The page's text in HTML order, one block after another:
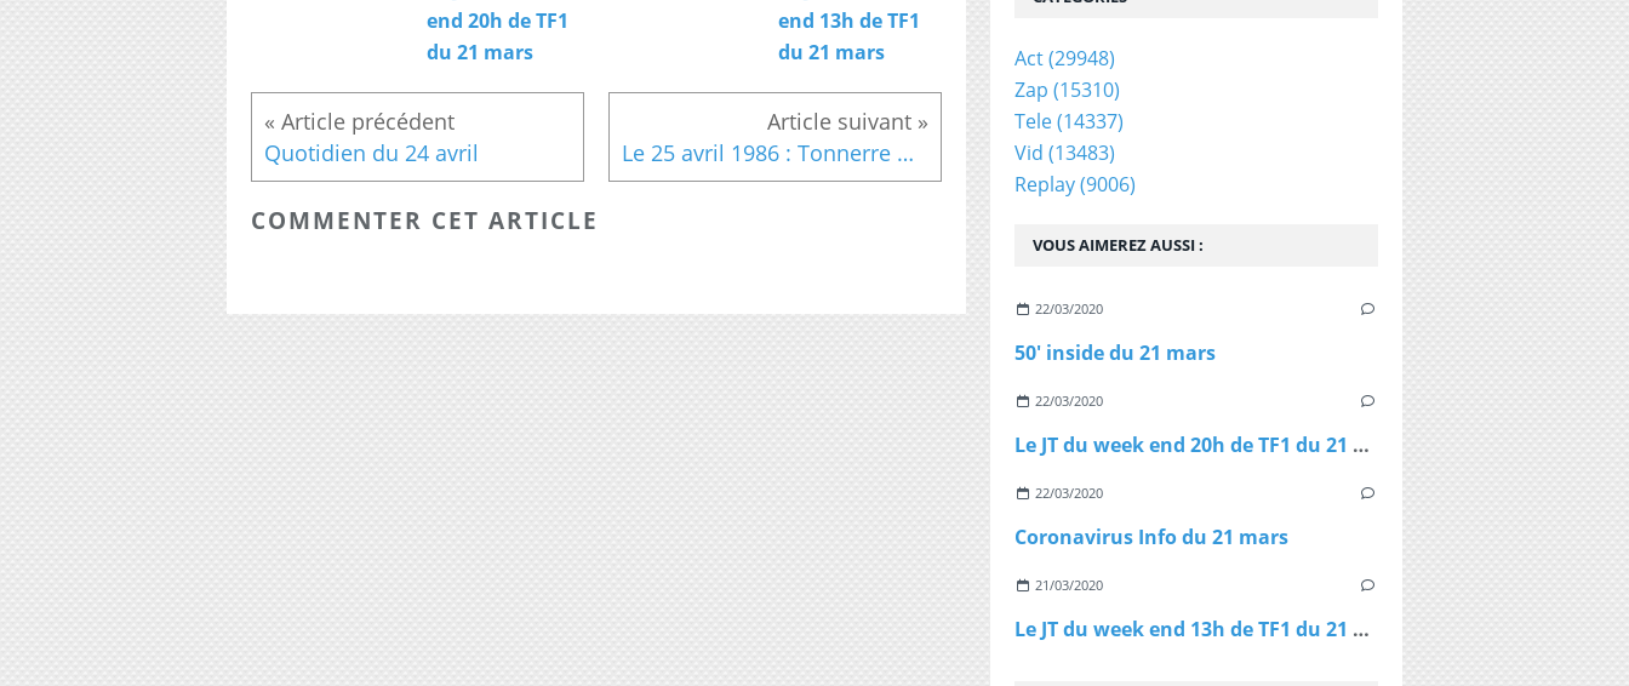
end 20h de TF1
du 21 mars
end 13h de TF1
du 21 mars
Quotidien du 24 avril Le 25 avril 1986 : Tonnerre Mécanique
COMMENTER CET ARTICLE
VOUS AIMEREZ AUSSI :
22/03/2020
50' inside du 21 mars
22/03/2020
Le JT du week end 20h de TF1 du 21 mars
22/03/2020
Coronavirus Info du 21 mars
21/03/2020
Le JT du week end 13h de TF1 du 21 mars
Act(29948)
Zap (15310)
Tele(14337)
Vid (13483)
Replay(9006)